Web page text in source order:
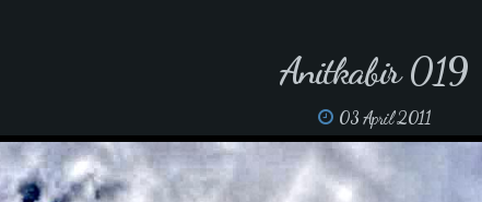
Anitkabir 019
03 April 2011